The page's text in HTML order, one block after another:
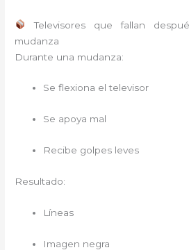
Televisores que fallan
mudanza
Durante una mudanza:
Se flexiona el televisor
Se apoya mal
Recibe golpes leves
Resultado:
Líneas
Imagen negra